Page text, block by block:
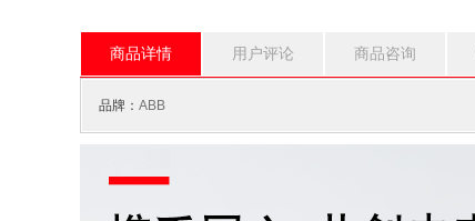
商品详情 用户评论 商品咨询
品牌： ABB